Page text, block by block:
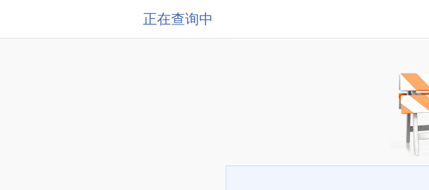
正在查询中